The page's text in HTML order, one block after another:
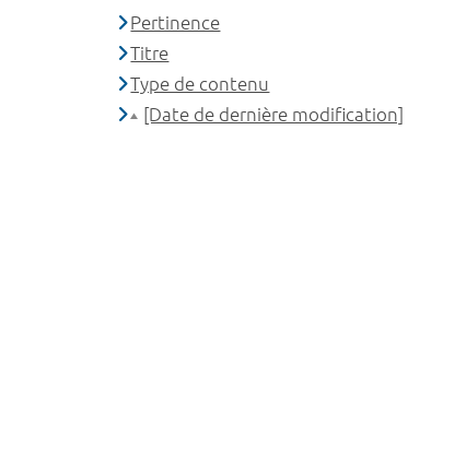
Pertinence
Titre
Type de contenu
[Date de dernière modification]